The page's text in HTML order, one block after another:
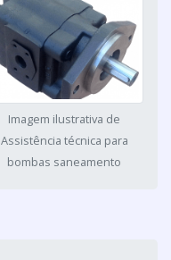
Imagem ilustrativa de
Assistência técnica para
bombas saneamento